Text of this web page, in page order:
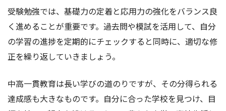
受験勉強では、基礎力の定着と応用力の強化をバランス良
く進めることが重要です。過去問や模試を活用して、自分
の学習の進捗を定期的にチェックすると同時に、適切な修
正を繰り返していきましょう。
中高一貫教育は長い学びの道のりですが、その分得られる
達成感も大きなものです。自分に合った学校を見つけ、目